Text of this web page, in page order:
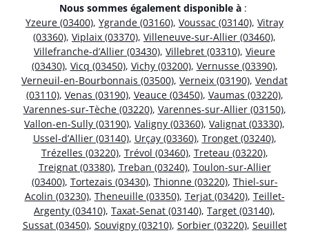
Nous sommes également disponible à :
Yzeure (03400), Ygrande (03160), Voussac (03140), Vitray
(03360), Viplaix (03370), Villeneuve-sur-Allier (03460),
Villefranche-d’Allier (03430), Villebret (03310), Vieure
(03430), Vicq (03450), Vichy (03200), Vernusse (03390),
Verneuil-en-Bourbonnais (03500), Verneix (03190), Vendat
(03110), Venas (03190), Veauce (03450), Vaumas (03220),
Varennes-sur-Tèche (03220), Varennes-sur-Allier (03150),
Vallon-en-Sully (03190), Valigny (03360), Valignat (03330),
Ussel-d’Allier (03140), Urçay (03360), Tronget (03240),
Trézelles (03220), Trévol (03460), Treteau (03220),
Treignat (03380), Treban (03240), Toulon-sur-Allier
(03400), Tortezais (03430), Thionne (03220), Thiel-sur-
Acolin (03230), Theneuille (03350), Terjat (03420), Teillet-
Argenty (03410), Taxat-Senat (03140), Target (03140),
Sussat (03450), Souvigny (03210), Sorbier (03220), Seuillet